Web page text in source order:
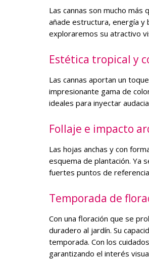
Las cannas son mucho
añade estructura, energía y
exploraremos su atractivo
Estética tropical y
Las cannas aportan un
impresionante gama de
ideales para inyectar
Follaje e impacto
Las hojas anchas y con
esquema de plantación. Ya
fuertes puntos de
Temporada de
Con una floración que se
duradero al jardín. Su
temporada. Con los cuidados
garantizando el interés